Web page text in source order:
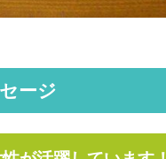
ージ